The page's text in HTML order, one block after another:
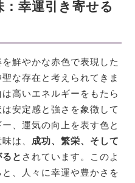
：幸運引き寄せる
鮮やかな赤色で表現した
な存在と考えられてきま
高いエネルギーをもたら
安定感と強さを象徴して
、運気の向上を表す色と
は、 成功、繁栄、そして
と されています。このよ
、人々に幸運や豊かさを